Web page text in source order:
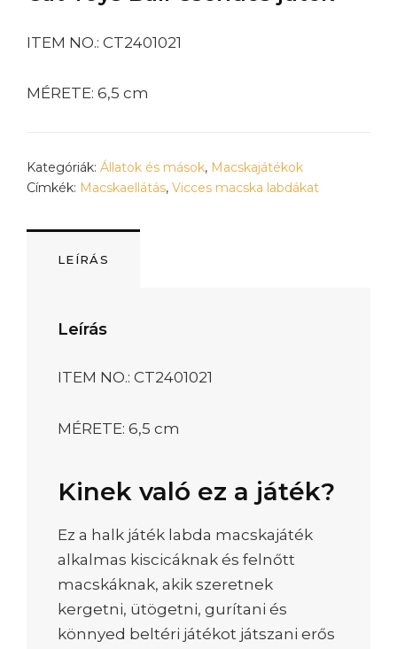
ITEM NO.: CT2401021
MÉRETE: 6,5 cm
Kategóriák: Állatok és mások, Macskajátékok
Címkék: Macskaellátás, Vicces macska labdákat
LEÍRÁS
Leírás
ITEM NO.: CT2401021
MÉRETE: 6,5 cm
Kinek való ez a játék?
Ez a halk játék labda macskajáték
alkalmas kiscicáknak és felnőtt
macskáknak, akik szeretnek
kergetni, ütögetni, gurítani és
könnyed beltéri játékot játszani erős